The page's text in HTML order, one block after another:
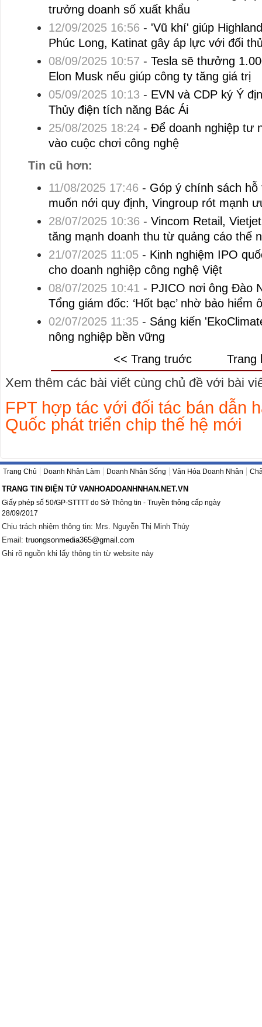
trưởng doanh số xuất khẩu
12/09/2025 16:56 - 'Vũ khí' giúp
Phúc Long, Katinat gây áp lực với đối
08/09/2025 10:57 - Tesla sẽ thưởng
Elon Musk nếu giúp công ty tăng giá trị
05/09/2025 10:13 - EVN và CDP ký Ý
Thủy điện tích năng Bác Ái
25/08/2025 18:24- Để doanh nghiệp tư
vào cuộc chơi công nghệ
Tin cũ hơn:
11/08/2025 17:46 - Góp ý chính sách
muốn nới quy định, Vingroup rót mạnh
28/07/2025 10:36 - Vincom Retail,
tăng mạnh doanh thu từ quảng cáo thế
21/07/2025 11:05- Kinh nghiệm IPO
cho doanh nghiệp công nghệ Việt
08/07/2025 10:41 - PJICO nơi ông Đào
Tổng giám đốc: ‘Hốt bạc’ nhờ bảo hiểm
02/07/2025 11:35- Sáng kiến
nông nghiệp bền vững
<< Trang truớc
Trang
Xem thêm các bài viết cùng chủ đề với bài
FPT hợp tác với đối tác bán dẫn
Quốc phát triển chip thế hệ mới
Trang Chủ Doanh Nhân Làm Doanh Nhân Sống Văn Hóa Doanh Nhân
TRANG TIN ĐIỆN TỬ VANHOADOANHNHAN.NET.VN
Giấy phép số 50/GP-STTTT do Sở Thông tin - Truyền thông cấp ngày
28/09/2017
Chịu trách nhiệm thông tin: Mrs. Nguyễn Thị Minh Thúy
Email: truongsonmedia365@gmail.com
Ghi rõ nguồn khi lấy thông tin từ website này